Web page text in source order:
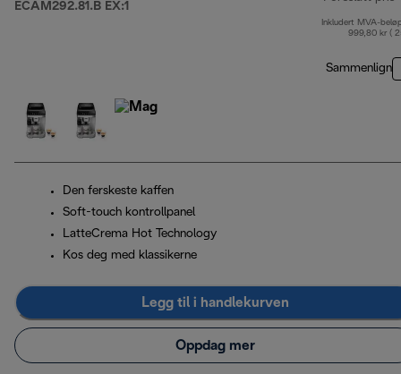
ECAM292.81.B EX:1
Inkludert MVA-
999,80 kr (
Sammenlign
Den ferskeste kaffen
Soft-touch kontrollpanel
LatteCrema Hot Technology
Kos deg med klassikerne
Legg til i handlekurven
Oppdag mer